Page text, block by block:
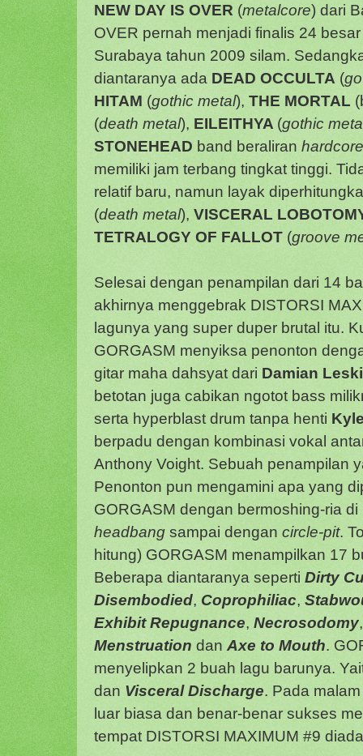
NEW DAY IS OVER (metalcore) dari
OVER pernah menjadi finalis 24 besar
Surabaya tahun 2009 silam.
diantaranya ada DEAD OCCULTA (
HITAM (gothic metal), THE MORTAL
(death metal), EILEITHYA (gothic
STONEHEAD band beraliran
memiliki jam terbang tingkat tinggi.
relatif baru, namun layak
(death metal), VISCERAL
TETRALOGY OF FALLOT (groove
Selesai dengan penampilan dari 14
akhirnya menggebrak DISTORSI
lagunya yang super duper brutal itu.
GORGASM menyiksa penonton
gitar maha dahsyat dari Damian Leski
betotan juga cabikan ngotot bass
serta hyperblast drum tanpa henti
berpadu dengan kombinasi vokal
Anthony Voight. Sebuah penampilan
Penonton pun mengamini apa yang
GORGASM dengan bermoshing-ria
headbang sampai dengan circle-pit.
hitung) GORGASM menampilkan 17
Beberapa diantaranya seperti Dirty
Disembodied, Coprophiliac,
Exhibit Repugnance, Necrosodomy
Menstruation dan Axe to Mouth.
menyelipkan 2 buah lagu barunya.
dan Visceral Discharge. Pada
luar biasa dan benar-benar sukses
tempat DISTORSI MAXIMUM #9